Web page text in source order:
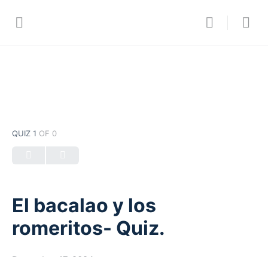
QUIZ 1 OF 0
El bacalao y los
romeritos- Quiz.